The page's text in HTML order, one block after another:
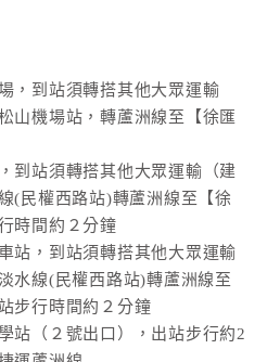
，到站須轉搭其他大眾運輸
山機場站，轉蘆洲線至【徐匯
到站須轉搭其他大眾運輸（建
(民權西路站)轉蘆洲線至【徐
時間約２分鐘
站，到站須轉搭其他大眾運輸
水線(民權西路站)轉蘆洲線至
步行時間約２分鐘
站（２號出口），出站步行約2